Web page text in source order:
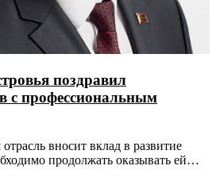
поздравил
с профессиональным
вносит вклад в развитие
продолжать оказывать ей